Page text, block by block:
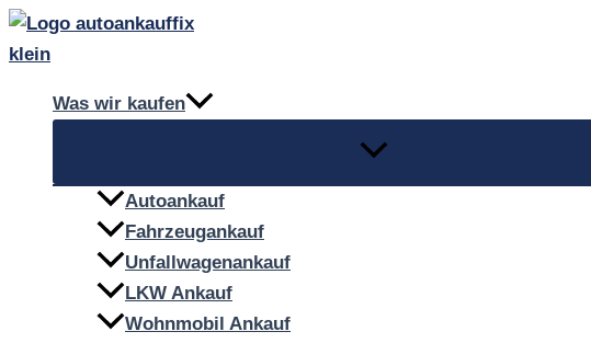
Zum
Inhalt
Was wir kaufen
Autoankauf
Fahrzeugankauf
Unfallwagenankauf
LKW Ankauf
Wohnmobil Ankauf